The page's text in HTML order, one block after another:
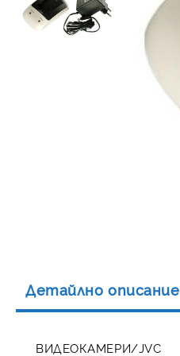
Детайлно описание
ВИДЕОКАМЕРИ/JVC